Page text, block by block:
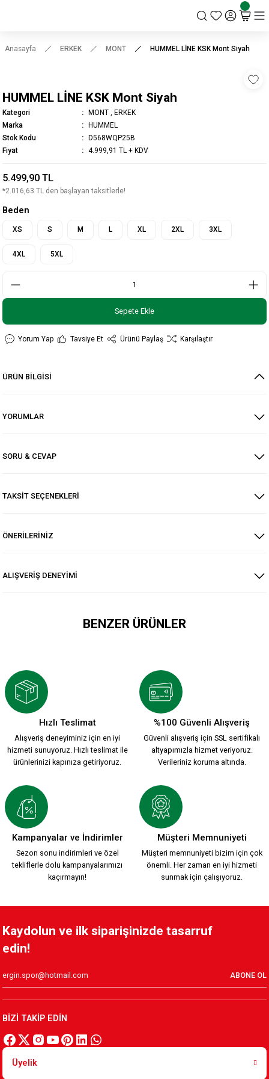
Anasayfa ERKEK MONT HUMMEL LİNE KSK Mont Siyah
HUMMEL LİNE KSK Mont Siyah
Kategori MONT
ERKEK
Marka
HUMMEL
Stok Kodu
D568WQP25B
Fiyat
4.999,91 TL + KDV
5.499,90 TL
*2.016,63 TL den başlayan taksitlerle!
Beden
XS S M L XL 2XL 3XL
4XL 5XL
Sepete Ekle
Yorum Yap Tavsiye Et Ürünü Paylaş Karşılaştır
ÜRÜN BİLGİSİ
YORUMLAR
SORU & CEVAP
TAKSİT SEÇENEKLERİ
ÖNERİLERİNİZ
ALIŞVERİŞ DENEYİMİ
BENZER ÜRÜNLER
1.999,90 TL
HUMMEL 2026-2027 YENİ SEZON ÇUBUKLU FORMAMIZ
2.200,00 TL
HUMMEL 2026-2027 YENİ SEZON KARŞIYAKA KREM
2.200,00 TL
KSK ARMA 1912 T-SHIRT
3.500,00 TL
YENİ SEZON 2026/2027 HUMMEL FUNCTIONAL POLO T-
Hızlı Teslimat
Alışveriş deneyiminiz için en iyi
hizmeti sunuyoruz. Hızlı teslimat ile
ürünlerinizi kapınıza getiriyoruz.
%100 Güvenli Alışveriş
Güvenli alışveriş için SSL sertifikalı
altyapımızla hizmet veriyoruz.
Verileriniz koruma altında.
Kampanyalar ve İndirimler
Sezon sonu indirimleri ve özel
tekliflerle dolu kampanyalarımızı
kaçırmayın!
Müşteri Memnuniyeti
Müşteri memnuniyeti bizim için çok
önemli. Her zaman en iyi hizmeti
sunmak için çalışıyoruz.
Kaydolun ve ilk siparişinizde tasarruf
edin!
ABONE OL
BİZİ TAKİP EDİN
Üyelik